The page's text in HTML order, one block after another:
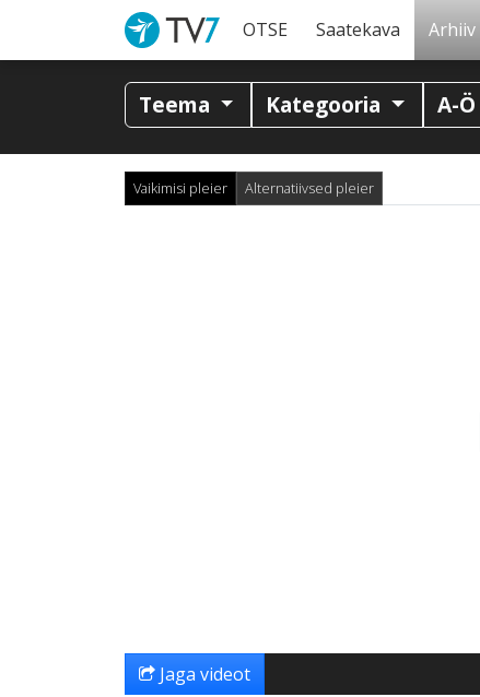
OTSE Saatekava Arhiiv
Teema Kategooria A-
Vaikimisi pleier Alternatiivsed pleier
Jaga videot